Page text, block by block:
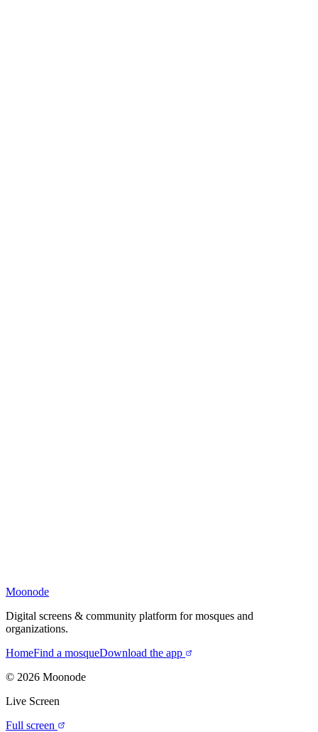
Moonode
Digital screens & community platform for mosques and
organizations.
HomeFind a mosqueDownload the app
© 2026 Moonode
Live Screen
Full screen